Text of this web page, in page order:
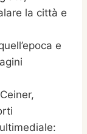
la città e
e